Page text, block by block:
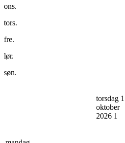
ons.
tors.
fre.
lør.
søn.
torsdag 1
oktober
2026 1